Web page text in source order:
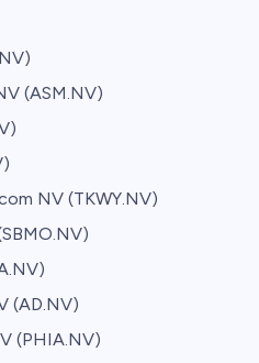
(ASM.NV)
NV (TKWY.NV)
(AD.NV)
(PHIA.NV)